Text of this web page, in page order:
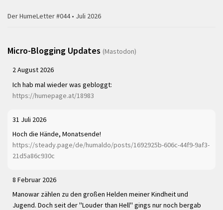
Der HumeLetter #044 • Juli 2026
Micro-Blogging Updates (Mastodon)
2 August 2026
Ich hab mal wieder was gebloggt:
https://humepage.at/18983
31 Juli 2026
Hoch die Hände, Monatsende!
https://steady.page/de/humaldo/posts/1692925b-606c-44f9-9af3-
21d5a86c930c
8 Februar 2026
Manowar zählen zu den großen Helden meiner Kindheit und
Jugend. Doch seit der "Louder than Hell" gings nur noch bergab